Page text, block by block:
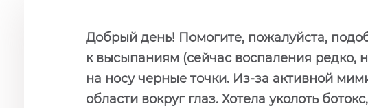
Добрый день! Помогите, пожалуйста,
к высыпаниям (сейчас воспаления редко,
на носу черные точки. Из-за активной
области вокруг глаз. Хотела уколоть